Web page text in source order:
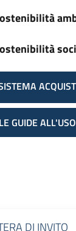
GUIDE ALL'USO
DI INVITO